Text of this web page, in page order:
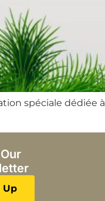
spéciale dédiée à
Up